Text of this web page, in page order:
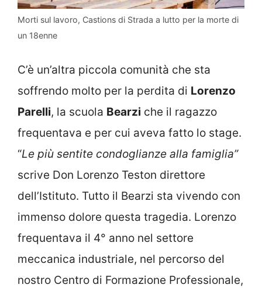
Morti sul lavoro, Castions di Strada a lutto per la morte di
un 18enne
C’è un’altra piccola comunità che sta
soffrendo molto per la perdita di Lorenzo
Parelli, la scuola Bearzi che il ragazzo
frequentava e per cui aveva fatto lo stage.
“Le più sentite condoglianze alla famiglia”
scrive Don Lorenzo Teston direttore
dell’Istituto. Tutto il Bearzi sta vivendo con
immenso dolore questa tragedia. Lorenzo
frequentava il 4° anno nel settore
meccanica industriale, nel percorso del
nostro Centro di Formazione Professionale,